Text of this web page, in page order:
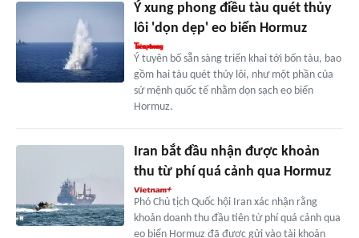
Ý xung phong điều tàu quét thủy
lôi 'dọn dẹp' eo biển Hormuz
Ý tuyên bố sẵn sàng triển khai tới bốn tàu, bao
gồm hai tàu quét thủy lôi, như một phần của
sứ mệnh quốc tế nhằm dọn sạch eo biển
Hormuz.
Iran bắt đầu nhận được khoản
thu từ phí quá cảnh qua Hormuz
Phó Chủ tịch Quốc hội Iran xác nhận rằng
khoản doanh thu đầu tiên từ phí quá cảnh qua
eo biển Hormuz đã được gửi vào tài khoản